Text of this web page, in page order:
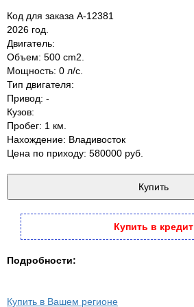
Код для заказа A-12381
2026 год.
Двигатель:
Объем: 500 cm2.
Мощность: 0 л/с.
Тип двигателя:
Привод: -
Кузов:
Пробег: 1 км.
Нахождение: Владивосток
Цена по приходу: 580000 руб.
Купить в кредит
Подробности:
Купить в Вашем регионе